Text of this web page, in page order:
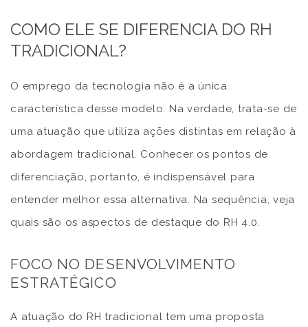
COMO ELE SE DIFERENCIA DO RH
TRADICIONAL?
O emprego da tecnologia não é a única
característica desse modelo. Na verdade, trata-se de
uma atuação que utiliza ações distintas em relação à
abordagem tradicional. Conhecer os pontos de
diferenciação, portanto, é indispensável para
entender melhor essa alternativa. Na sequência, veja
quais são os aspectos de destaque do RH 4.0.
FOCO NO DESENVOLVIMENTO
ESTRATÉGICO
A atuação do RH tradicional tem uma proposta